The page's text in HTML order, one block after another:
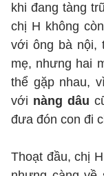
khi đang tàng
chị H không
với ông bà nội,
mẹ, nhưng hai
thể gặp nhau,
với nàng dâu
đưa đón con đi
Thoạt đầu, chị